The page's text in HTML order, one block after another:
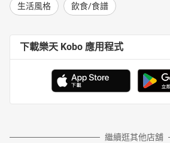
生活風格 飲食/食譜
下載樂天 Kobo 應用程式
繼續逛其他店舖